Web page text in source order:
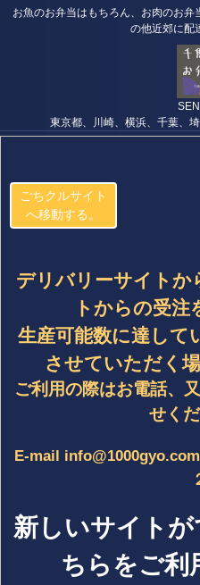
お魚のお弁当はもちろん、お肉のお
の他近郊に配
東京都、川崎、横浜、千葉、
ごちクルサイト
へ移動する。
デリバリーサイトか
トからの受
生産可能数に達して
させていただく
ご利用の際はお電話、
せくだ
E-mail info@1000gyo.com
新しいサイト
ちらをご利